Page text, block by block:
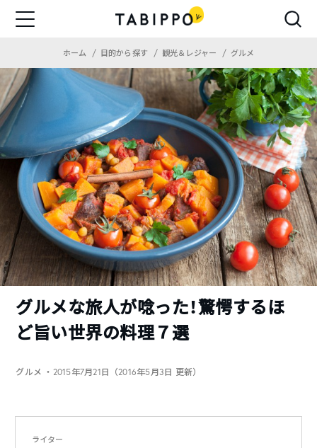
ホーム 目的から探す 観光＆レジャー グルメ
グルメな旅人が唸った！驚愕するほ
ど旨い世界の料理７選
グルメ ・2015年7月21日（2016年5月3日 更新）
ライター